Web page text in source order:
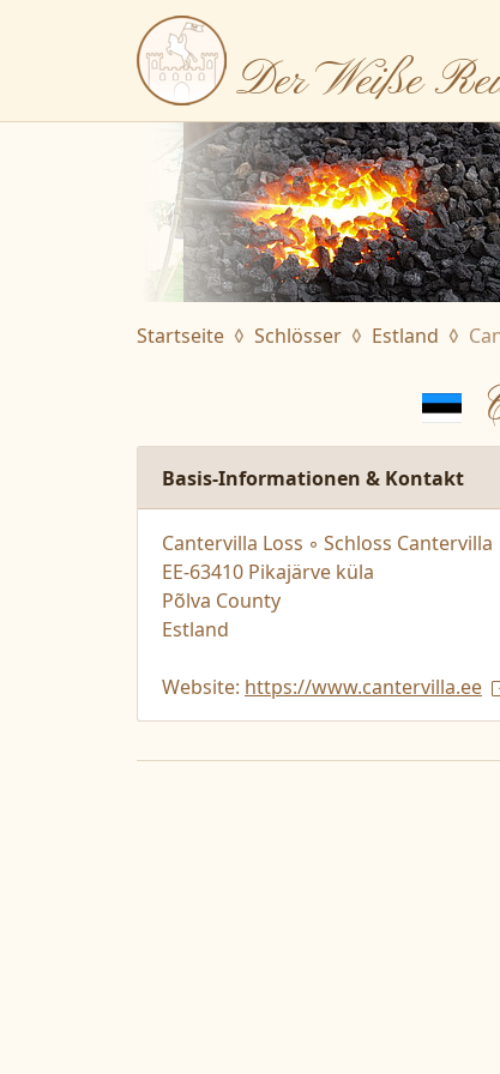
Der Weiße
Startseite Schlösser Estland
Basis-Informationen & Kontakt
Cantervilla Loss ◦ Schloss Cantervilla
EE-63410 Pikajärve küla
Põlva County
Estland
Website: https://www.cantervilla.ee